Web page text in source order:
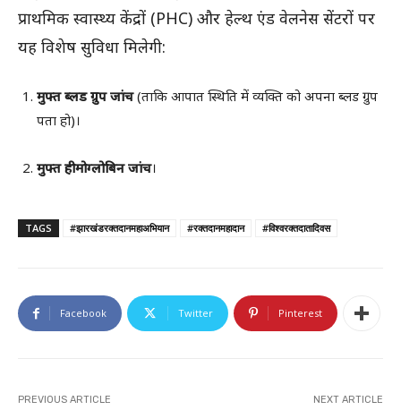
प्राथमिक स्वास्थ्य केंद्रों (PHC) और हेल्थ एंड वेलनेस सेंटरों पर
यह विशेष सुविधा मिलेगी:
मुफ्त ब्लड ग्रुप जांच(ताकि आपात स्थिति में व्यक्ति को अपना ब्लड ग्रुप
पता हो)।
मुफ्त हीमोग्लोबिन जांच।
TAGS #झारखंडरक्तदानमहाअभियान #रक्तदानमहादान #विश्वरक्तदातादिवस
Facebook Twitter Pinterest
PREVIOUS ARTICLE NEXT ARTICLE